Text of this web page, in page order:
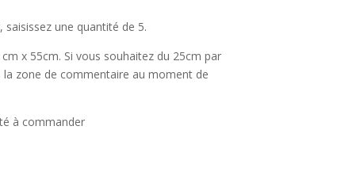
une quantité de 5.
x 55cm. Si vous souhaitez du 25cm par
la zone de commentaire au moment de
à commander